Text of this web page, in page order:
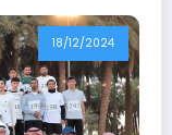
18/12/2024